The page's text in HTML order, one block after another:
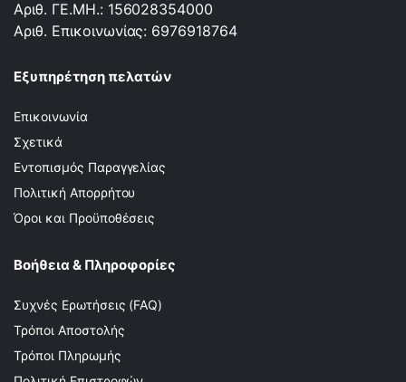
Αριθ. ΓΕ.ΜΗ.: 156028354000
Αριθ. Επικοινωνίας: 6976918764
Εξυπηρέτηση πελατών
Επικοινωνία
Σχετικά
Εντοπισμός Παραγγελίας
Πολιτική Απορρήτου
Όροι και Προϋποθέσεις
Βοήθεια & Πληροφορίες
Συχνές Ερωτήσεις (FAQ)
Τρόποι Αποστολής
Τρόποι Πληρωμής